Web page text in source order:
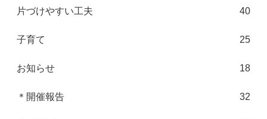
片づけやすい工夫 40
子育て 25
お知らせ 18
＊開催報告 32